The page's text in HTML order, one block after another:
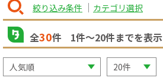
絞り込み条件 カテゴリ選択
全30件 1件〜20件までを表示